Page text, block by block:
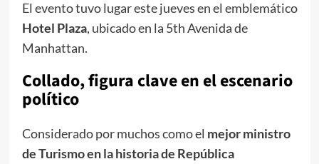
El evento tuvo lugar este jueves en el emblemático
Hotel Plaza, ubicado en la 5th Avenida de
Manhattan.
Collado, figura clave en el escenario
político
Considerado por muchos como el mejor ministro
de Turismo en la historia de República